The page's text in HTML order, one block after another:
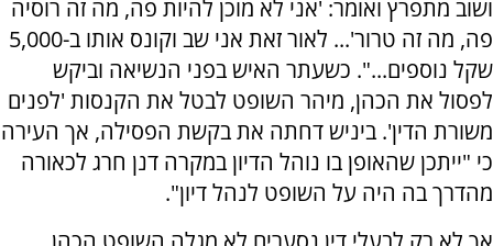
ושוב מתפרץ ואומר: 'אני לא מוכן להיות פה, מה זה רוסיה
פה, מה זה טרור'... לאור זאת אני שב וקונס אותו ב-5,000
שקל נוספים...". כשעתר האיש בפני הנשיאה וביקש
לפסול את הכהן, מיהר השופט לבטל את הקנסות 'לפנים
משורת הדין'. ביניש דחתה את בקשת הפסילה, אך העירה
כי "ייתכן שהאופן בו נוהל הדיון במקרה דנן חרג לכאורה
מהדרך בה היה על השופט לנהל דיון".